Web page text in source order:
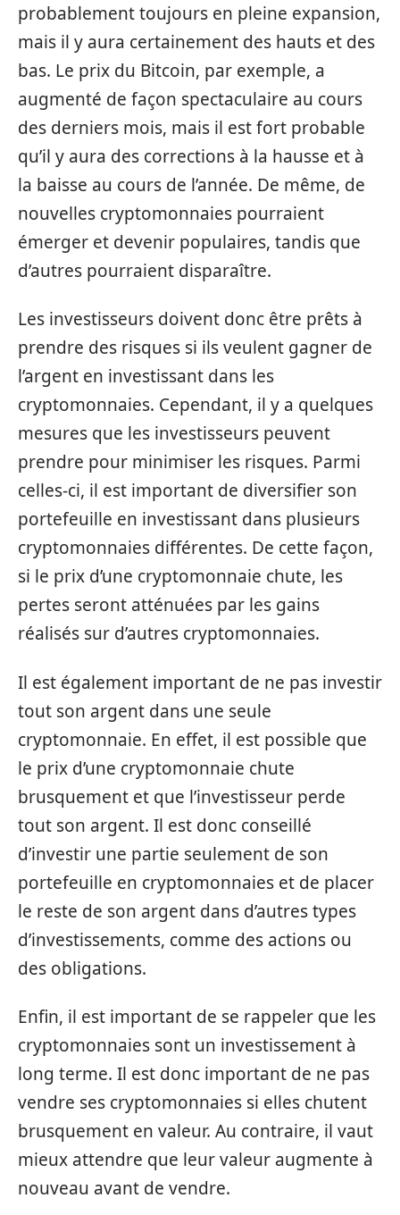
probablement toujours en pleine expansion,
mais il y aura certainement des hauts et des
bas. Le prix du Bitcoin, par exemple, a
augmenté de façon spectaculaire au cours
des derniers mois, mais il est fort probable
qu’il y aura des corrections à la hausse et à
la baisse au cours de l’année. De même, de
nouvelles cryptomonnaies pourraient
émerger et devenir populaires, tandis que
d’autres pourraient disparaître.
Les investisseurs doivent donc être prêts à
prendre des risques si ils veulent gagner de
l’argent en investissant dans les
cryptomonnaies. Cependant, il y a quelques
mesures que les investisseurs peuvent
prendre pour minimiser les risques. Parmi
celles-ci, il est important de diversifier son
portefeuille en investissant dans plusieurs
cryptomonnaies différentes. De cette façon,
si le prix d’une cryptomonnaie chute, les
pertes seront atténuées par les gains
réalisés sur d’autres cryptomonnaies.
Il est également important de ne pas investir
tout son argent dans une seule
cryptomonnaie. En effet, il est possible que
le prix d’une cryptomonnaie chute
brusquement et que l’investisseur perde
tout son argent. Il est donc conseillé
d’investir une partie seulement de son
portefeuille en cryptomonnaies et de placer
le reste de son argent dans d’autres types
d’investissements, comme des actions ou
des obligations.
Enfin, il est important de se rappeler que les
cryptomonnaies sont un investissement à
long terme. Il est donc important de ne pas
vendre ses cryptomonnaies si elles chutent
brusquement en valeur. Au contraire, il vaut
mieux attendre que leur valeur augmente à
nouveau avant de vendre.